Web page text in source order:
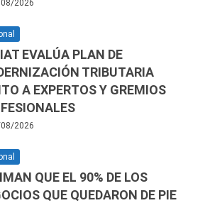
2026
EVALÚA PLAN DE
TRIBUTARIA
A EXPERTOS Y GREMIOS
2026
QUE EL 90% DE LOS
QUE QUEDARON DE PIE